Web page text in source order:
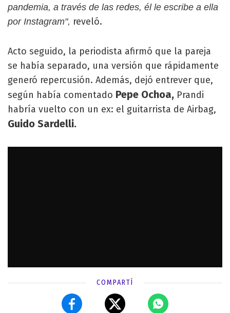
pandemia, a través de las redes, él le escribe a ella
por Instagram", reveló.
Acto seguido, la periodista afirmó que la pareja
se había separado, una versión que rápidamente
generó repercusión. Además, dejó entrever que,
según había comentado Pepe Ochoa, Prandi
habría vuelto con un ex: el guitarrista de Airbag,
Guido Sardelli.
COMPARTÍ